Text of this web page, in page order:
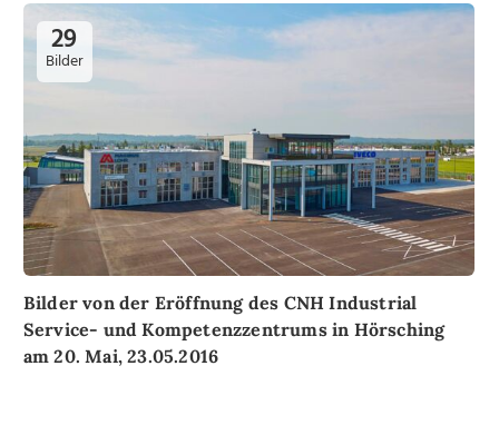
29
Bilder
Bilder von der Eröffnung des CNH Industrial
Service- und Kompetenzzentrums in Hörsching
am 20. Mai, 23.05.2016